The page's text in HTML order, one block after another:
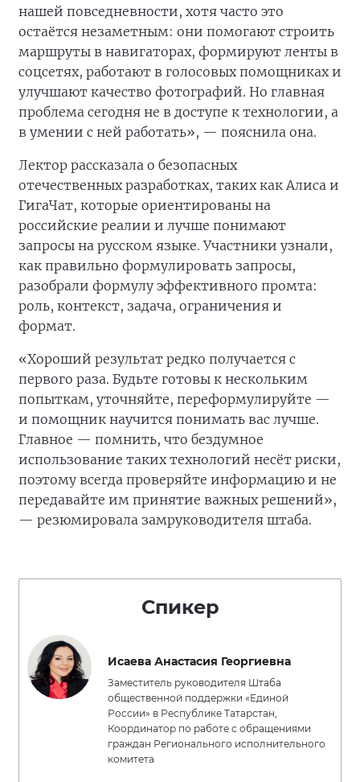
нашей повседневности, хотя часто это
остаётся незаметным: они помогают строить
маршруты в навигаторах, формируют ленты в
соцсетях, работают в голосовых помощниках и
улучшают качество фотографий. Но главная
проблема сегодня не в доступе к технологии, а
в умении с ней работать», — пояснила она.
Лектор рассказала о безопасных
отечественных разработках, таких как Алиса и
ГигаЧат, которые ориентированы на
российские реалии и лучше понимают
запросы на русском языке. Участники узнали,
как правильно формулировать запросы,
разобрали формулу эффективного промта:
роль, контекст, задача, ограничения и
формат.
«Хороший результат редко получается с
первого раза. Будьте готовы к нескольким
попыткам, уточняйте, переформулируйте —
и помощник научится понимать вас лучше.
Главное — помнить, что бездумное
использование таких технологий несёт риски,
поэтому всегда проверяйте информацию и не
передавайте им принятие важных решений»,
— резюмировала замруководителя штаба.
Спикер
Исаева Анастасия Георгиевна
Заместитель руководителя Штаба
общественной поддержки «Единой
России» в Республике Татарстан,
Координатор по работе с обращениями
граждан Регионального исполнительного
комитета